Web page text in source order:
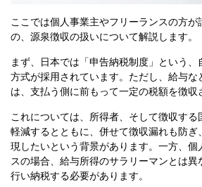
ここでは個人事業主やフリーランスの方が
の、源泉徴収の扱いについて解説します。
まず、日本では「申告納税制度」という、
方式が採用されています。ただし、給与な
は、支払う側に前もって一定の税額を徴収
これについては、所得者、そして徴収する
軽減するとともに、併せて徴収漏れも防ぎ
現したいという背景があります。一方、個
スの場合、給与所得のサラリーマンとは異
行い納税する必要があります。